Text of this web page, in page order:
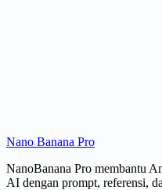
Nano Banana Pro
NanoBanana Pro membantu
AI dengan prompt, referensi,